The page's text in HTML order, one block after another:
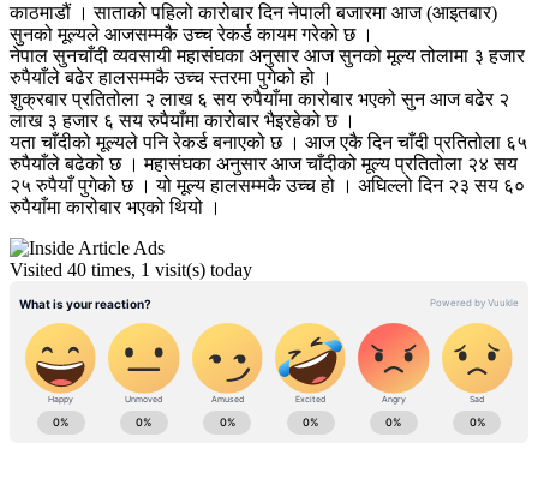
काठमाडौं । साताको पहिलो कारोबार दिन नेपाली बजारमा आज (आइतबार)
सुनको मूल्यले आजसम्मकै उच्च रेकर्ड कायम गरेको छ ।
नेपाल सुनचाँदी व्यवसायी महासंघका अनुसार आज सुनको मूल्य तोलामा ३ हजार
रुपैयाँले बढेर हालसम्मकै उच्च स्तरमा पुगेको हो ।
शुक्रबार प्रतितोला २ लाख ६ सय रुपैयाँमा कारोबार भएको सुन आज बढेर २
लाख ३ हजार ६ सय रुपैयाँमा कारोबार भैइरहेको छ ।
यता चाँदीको मूल्यले पनि रेकर्ड बनाएको छ । आज एकै दिन चाँदी प्रतितोला ६५
रुपैयाँले बढेको छ । महासंघका अनुसार आज चाँदीको मूल्य प्रतितोला २४ सय
२५ रुपैयाँ पुगेको छ । यो मूल्य हालसम्मकै उच्च हो । अघिल्लो दिन २३ सय ६०
रुपैयाँमा कारोबार भएको थियो ।
Visited 40 times, 1 visit(s) today